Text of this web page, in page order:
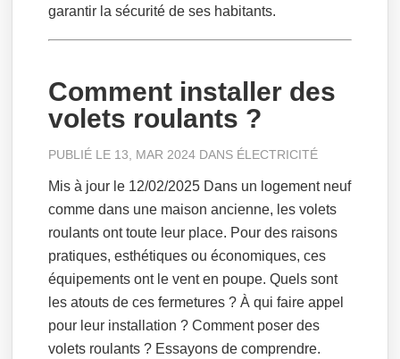
garantir la sécurité de ses habitants.
Comment installer des
volets roulants ?
PUBLIÉ LE 13, MAR 2024 DANS ÉLECTRICITÉ
Mis à jour le 12/02/2025 Dans un logement neuf
comme dans une maison ancienne, les volets
roulants ont toute leur place. Pour des raisons
pratiques, esthétiques ou économiques, ces
équipements ont le vent en poupe. Quels sont
les atouts de ces fermetures ? À qui faire appel
pour leur installation ? Comment poser des
volets roulants ? Essayons de comprendre.